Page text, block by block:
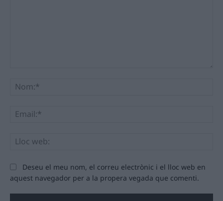
Deseu el meu nom, el correu electrònic i el lloc web en
aquest navegador per a la propera vegada que comenti.